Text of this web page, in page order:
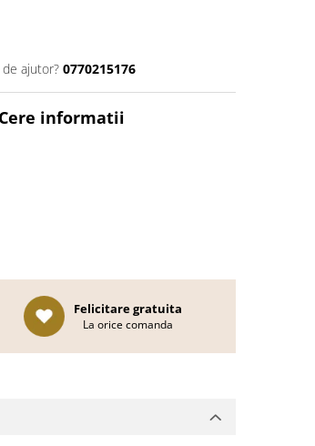
ajutor? 0770215176
Cere informatii
Felicitare gratuita
La orice comanda